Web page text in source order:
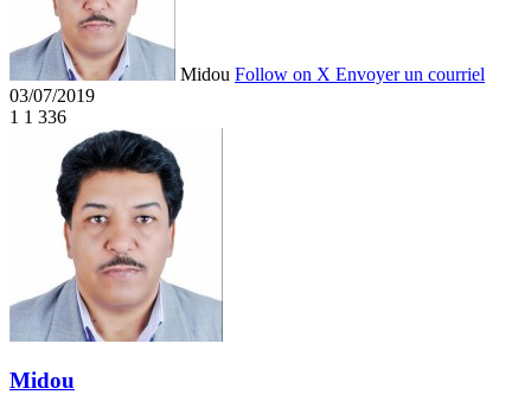
Midou Follow on X Envoyer un courriel
03/07/2019
1 1 336
Midou